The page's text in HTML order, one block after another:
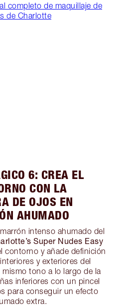
completo de maquillaje de
de Charlotte
6: CREA EL
CON LA
DE OJOS EN
AHUMADO
intenso ahumado del
Super Nudes Easy
contorno y añade definición
y exteriores del
mismo tono a lo largo de la
inferiores con un pincel
para conseguir un efecto
extra.